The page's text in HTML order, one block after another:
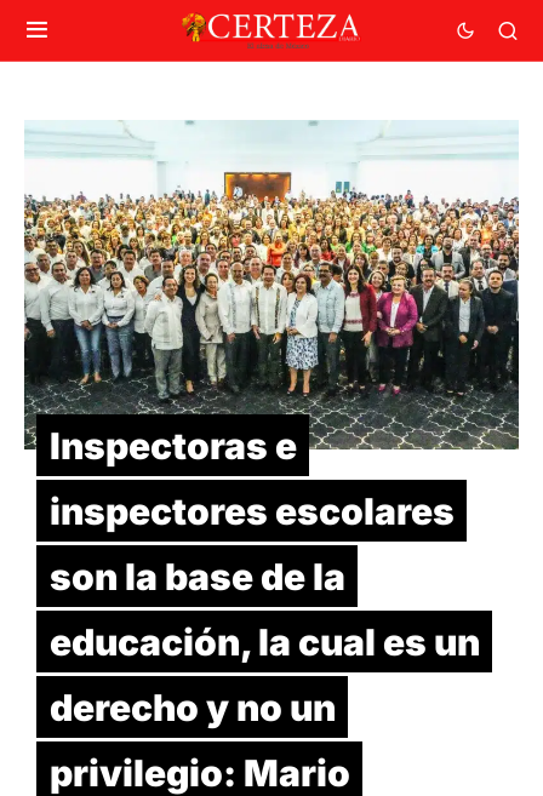
Inspectoras e
inspectores escolares
son la base de la
educación, la cual es un
derecho y no un
privilegio: Mario